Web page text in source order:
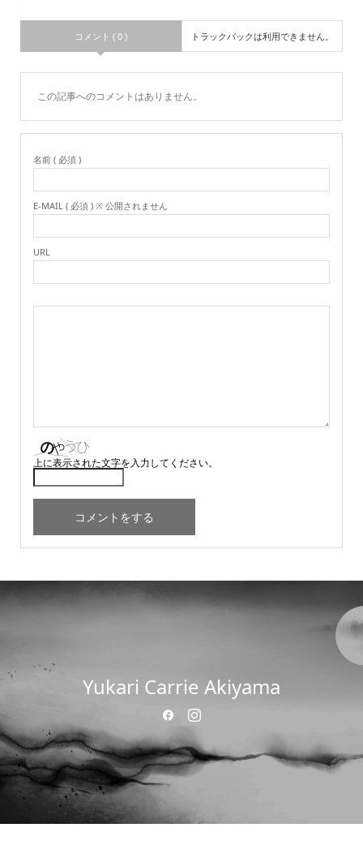
コメント ( 0 ) トラックバックは利用できません。
この記事へのコメントはありません。
名前 ( 必須 )
E-MAIL ( 必須 ) ※ 公開されません
URL
上に表示された文字を入力してください。
Yukari Carrie Akiyama